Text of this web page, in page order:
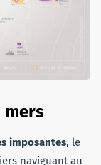
mers
imposantes, le
naviguant au